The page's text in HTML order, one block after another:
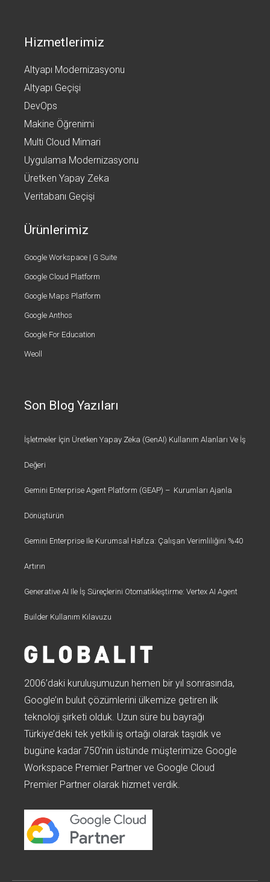
Hizmetlerimiz
Altyapı Modernizasyonu
Altyapı Geçişi
DevOps
Makine Öğrenimi
Multi Cloud Mimari
Uygulama Modernizasyonu
Üretken Yapay Zeka
Veritabanı Geçişi
Ürünlerimiz
Google Workspace | G Suite
Google Cloud Platform
Google Maps Platform
Google Anthos
Google For Education
Weoll
Son Blog Yazıları
İşletmeler İçin Üretken Yapay Zeka (GenAI) Kullanım Alanları Ve İş
Değeri
Gemini Enterprise Agent Platform (GEAP) – Kurumları Ajanla
Dönüştürün
Gemini Enterprise Ile Kurumsal Hafıza: Çalışan Verimliliğini %40
Artırın
Generative AI Ile İş Süreçlerini Otomatikleştirme: Vertex AI Agent
Builder Kullanım Kılavuzu
2006’daki kuruluşumuzun hemen bir yıl sonrasında,
Google’ın bulut çözümlerini ülkemize getiren ilk
teknoloji şirketi olduk. Uzun süre bu bayrağı
Türkiye’deki tek yetkili iş ortağı olarak taşıdık ve
bugüne kadar 750’nin üstünde müşterimize Google
Workspace Premier Partner ve Google Cloud
Premier Partner olarak hizmet verdik.